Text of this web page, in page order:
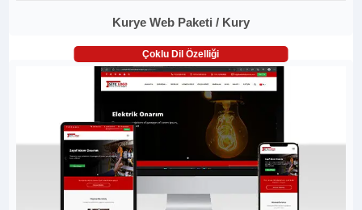
Kurye Web Paketi / Kury
Çoklu Dil Özelliği